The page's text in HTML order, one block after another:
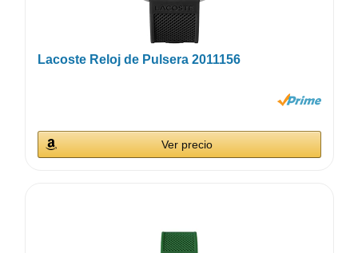
Lacoste Reloj de Pulsera 2011156
Ver precio